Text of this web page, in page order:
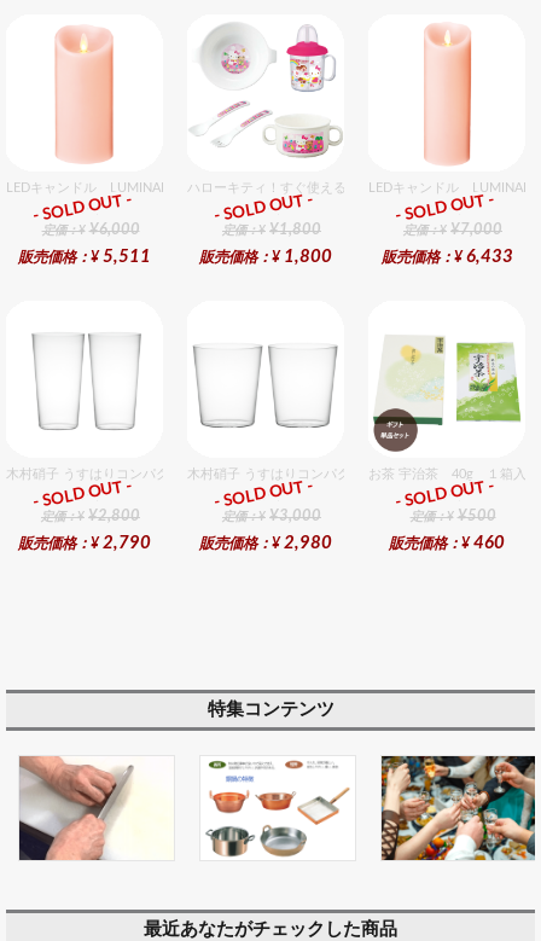
LEDキャンドル LUMINARA（ルミナラ） ピンク ピラー3.5x7 ギフトボックス入り
ギフト
定価：¥ ¥6,000
販売価格：¥ 5,511
- SOLD OUT -
ハローキティ！すぐ使えるおめでとうセット（女の子用）
ギフト
定価：¥ ¥1,800
販売価格：¥ 1,800
- SOLD OUT -
LEDキャンドル
ギフト
定価：¥ ¥7,000
販売価格：¥ 6,433
- SOLD OUT -
木村硝子 うすはりコンパクト320cc タンブラーグラスギフトセット（2個入り）
ギフト
定価：¥ ¥2,800
販売価格：¥ 2,790
- SOLD OUT -
木村硝子 うすはりコンパクト390cc オールドグラスギフ
ギフト
定価：¥ ¥3,000
販売価格：¥ 2,980
- SOLD OUT -
お茶 宇治茶 40g １箱入セ
ギフト
定価：¥ ¥500
販売価格：¥ 460
- SOLD OUT -
特集コンテンツ
最近あなたがチェックした商品